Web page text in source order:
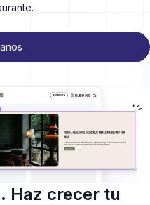
de 30 días
Haz crecer tu